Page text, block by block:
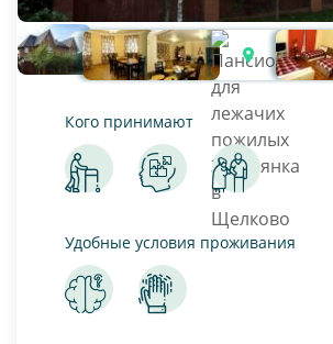
Кого принимают
Удобные условия проживания